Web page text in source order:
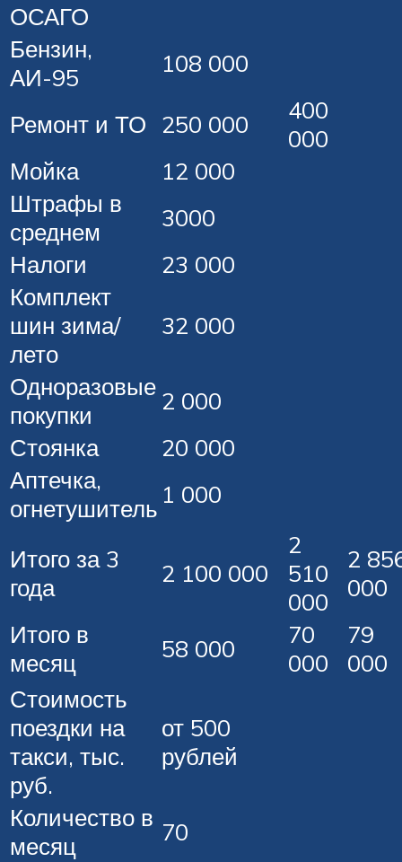
ОСАГО
Бензин,
АИ-95
108 000
Ремонт и ТО 250 000
400
000
Мойка
12 000
Штрафы в
среднем
3000
Налоги
23 000
Комплект
шин зима/
лето
32 000
Одноразовые
покупки
2 000
Стоянка
20 000
Аптечка,
огнетушитель 1 000
Итого за 3
года
2 100 000
2
510
000
2
000
Итого в
месяц
58 000
70
000
79
000
Стоимость
поездки на
такси, тыс.
руб.
от 500
рублей
Количество в
месяц
70